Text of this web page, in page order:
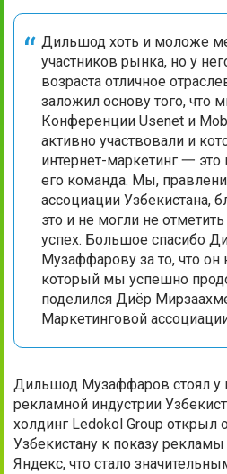
Дильшод хоть и моложе
участников рынка, но у
возраста отличное
заложил основу того, что
Конференции Usenet и
активно участвовали и
интернет-маркетинг 一
его команда. Мы,
ассоциации Узбекистана,
это и не могли не
успех. Большое спасибо
Музаффарову за то, что он
который мы успешно
поделился Диёр
Маркетинговой
Дильшод Музаффаров стоял у
рекламной индустрии
холдинг Ledokol Group открыл
Узбекистану к показу
Яндекс, что стало